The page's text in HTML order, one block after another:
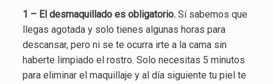
1 – El desmaquillado es obligatorio. Sí sabemos que
llegas agotada y solo tienes algunas horas para
descansar, pero ni se te ocurra irte a la cama sin
haberte limpiado el rostro. Solo necesitas 5 minutos
para eliminar el maquillaje y al día siguiente tu piel te